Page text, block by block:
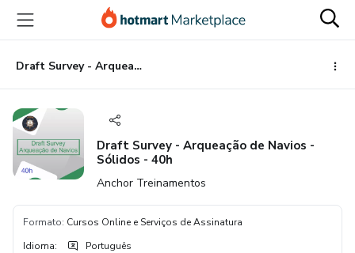
para
conteúdo
principal
para
pagamento
para
rodapé
Draft Survey - Arqueação de Navios - Sólidos - 40h
Draft Survey - Arqueação de Navios -
Sólidos - 40h
Anchor Treinamentos
Formato: Cursos Online e Serviços de Assinatura
Idioma: Português